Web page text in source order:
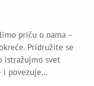
priču o nama –
Pridružite se
istražujmo svet
i povezuje…